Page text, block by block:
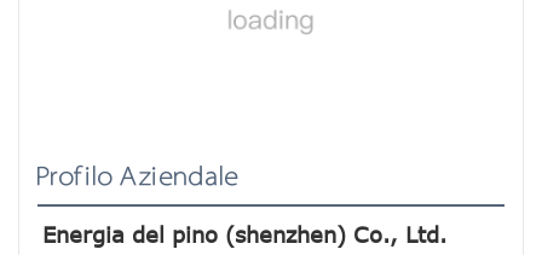
Profilo Aziendale
Energia del pino (shenzhen) Co., Ltd.